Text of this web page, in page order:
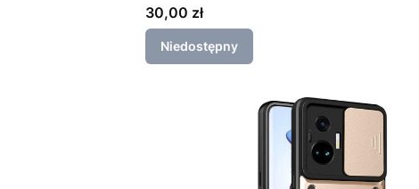
Cena
30,00 zł
Niedostępny